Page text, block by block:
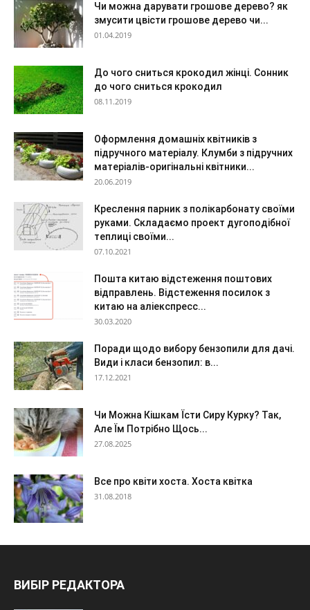
Чи можна дарувати грошове дерево? як
змусити цвісти грошове дерево чи...
01.04.2019
До чого сниться крокодил жінці. Сонник
до чого сниться крокодил
08.11.2019
Оформлення домашніх квітників з
підручного матеріалу. Клумби з підручних
матеріалів-оригінальні квітники...
20.06.2019
Креслення парник з полікарбонату своїми
руками. Складаємо проект дугоподібної
теплиці своїми...
07.10.2021
Пошта китаю відстеження поштових
відправлень. Відстеження посилок з
китаю на аліекспресс...
30.03.2020
Поради щодо вибору бензопили для дачі.
Види і класи бензопил: в...
17.12.2021
Чи Можна Кішкам Їсти Сиру Курку? Так,
Але Їм Потрібно Щось...
27.08.2025
Все про квіти хоста. Хоста квітка
31.08.2018
ВИБІР РЕДАКТОРА